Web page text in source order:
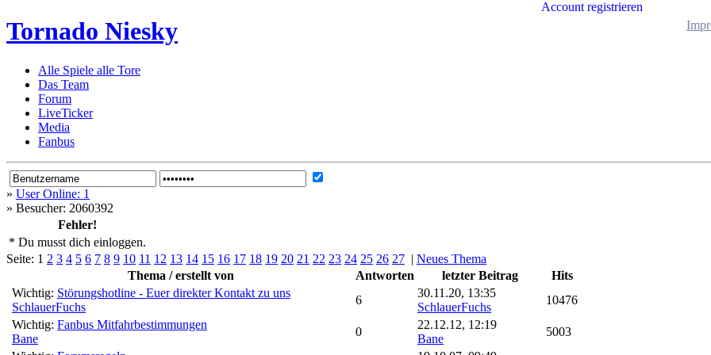
Tornado Niesky
Alle Spiele alle Tore
Das Team
Forum
LiveTicker
Media
Fanbus
Account registrieren
» User Online: 1
» Besucher: 2060392
Fehler!
* Du musst dich einloggen.
Seite: 1 2 3 4 5 6 7 8 9 10 11 12 13 14 15 16 17 18 19 20 21 22 23 24 25 26 27 | Neues Thema
Thema / erstellt von
Antworten letzter Beitrag
Hits
Wichtig: Störungshotline - Euer direkter Kontakt zu uns
SchlauerFuchs
6
30.11.20, 13:35
SchlauerFuchs
10476
Wichtig: Fanbus Mitfahrbestimmungen
Bane
0
22.12.12, 12:19
Bane
5003